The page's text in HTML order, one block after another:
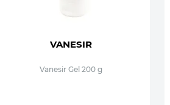
VANESIR
Vanesir Gel 200 g